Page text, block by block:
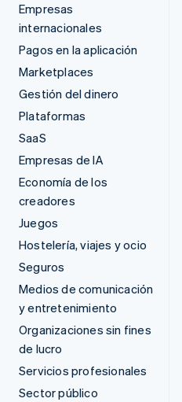
Empresas
internacionales
Pagos en la aplicación
Marketplaces
Gestión del dinero
Plataformas
SaaS
Empresas de IA
Economía de los
creadores
Juegos
Hostelería, viajes y ocio
Seguros
Medios de comunicación
y entretenimiento
Organizaciones sin fines
de lucro
Servicios profesionales
Sector público